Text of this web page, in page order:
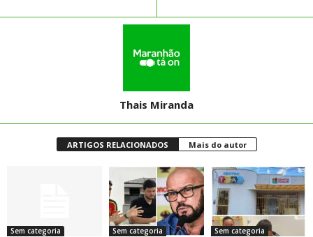
Thais Miranda
ARTIGOS RELACIONADOS Mais do autor
Sem categoria Sem categoria Sem categoria